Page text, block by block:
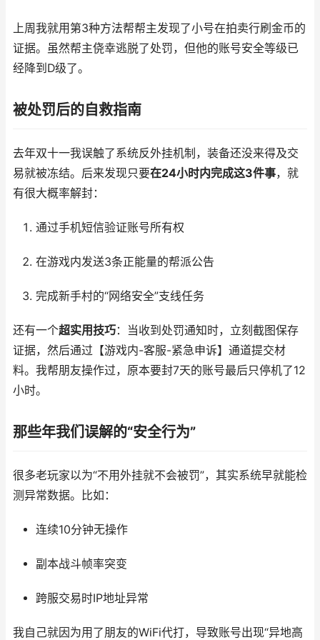
上周我就用第3种方法帮帮主发现了小号在拍卖行刷金币的
证据。虽然帮主侥幸逃脱了处罚，但他的账号安全等级已
经降到D级了。
被处罚后的自救指南
去年双十一我误触了系统反外挂机制，装备还没来得及交
易就被冻结。后来发现只要在24小时内完成这3件事，就
有很大概率解封：
通过手机短信验证账号所有权
在游戏内发送3条正能量的帮派公告
完成新手村的“网络安全”支线任务
还有一个超实用技巧：当收到处罚通知时，立刻截图保存
证据，然后通过【游戏内-客服-紧急申诉】通道提交材
料。我帮朋友操作过，原本要封7天的账号最后只停机了12
小时。
那些年我们误解的“安全行为”
很多老玩家以为“不用外挂就不会被罚”，其实系统早就能检
测异常数据。比如：
连续10分钟无操作
副本战斗帧率突变
跨服交易时IP地址异常
我自己就因为用了朋友的WiFi代打，导致账号出现“异地高